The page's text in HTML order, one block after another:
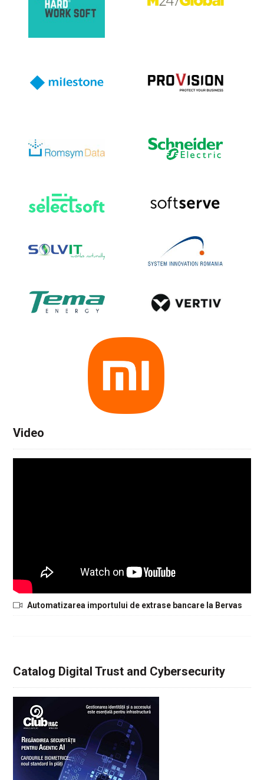
Video
Automatizarea importului de extrase bancare la Bervas
Catalog Digital Trust and Cybersecurity